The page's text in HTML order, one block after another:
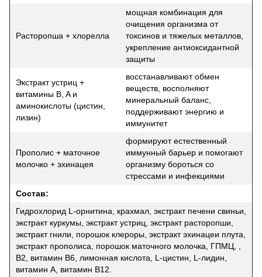
Расторопша + хлорелла
мощная комбинация для
очищения организма от
токсинов и тяжелых металлов,
укрепление антиоксидантной
защиты
Экстракт устриц +
витамины B, A и
аминокислоты (цистин,
лизин)
восстанавливают обмен
веществ, восполняют
минеральный баланс,
поддерживают энергию и
иммунитет
Прополис + маточное
молочко + эхинацея
формируют естественный
иммунный барьер и помогают
организму бороться со
стрессами и инфекциями
Состав:
Гидрохлорид L-орнитина, крахмал, экстракт печени свиньи,
экстракт куркумы, экстракт устриц, экстракт расторопши,
экстракт гнили, порошок клероры, экстракт эхинацеи плута,
экстракт прополиса, порошок маточного молочка, ГПМЦ, ,
B2, витамин B6, лимонная кислота, L-цистин, L-лидин,
витамин A, витамин B12.